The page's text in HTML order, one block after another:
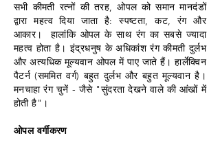
सभी कीमती रत्नों की तरह, ओपल को समान मानदंडों
द्वारा महत्व दिया जाता है: स्पष्टता, कट, रंग और
आकार।
हालांकि ओपल के साथ रंग का सबसे ज्यादा
महत्व होता है। इंद्रधनुष के अधिकांश रंग कीमती दुर्लभ
और अत्यधिक मूल्यवान ओपल में पाए जाते हैं। हार्लेक्विन
पैटर्न (सममित वर्ग) बहुत दुर्लभ और बहुत मूल्यवान है।
मनचाहा रंग चुनें - जैसे "सुंदरता देखने वाले की आंखों में
होती है"।
ओपल वर्गीकरण